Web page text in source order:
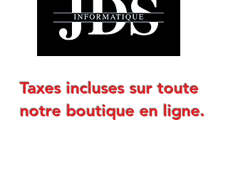
Taxes incluses sur toute
notre boutique en ligne.